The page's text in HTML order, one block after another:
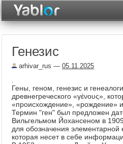
Генезис
arhivar_rus — 05.11.2025
Гены, геном, генезис и
древнегреческого «γένους»,
«происхождение», «рождение»
Термин "ген" был предложен
Вильгельмом Йохансеном в
для обозначения элементарной
которая несет в себе